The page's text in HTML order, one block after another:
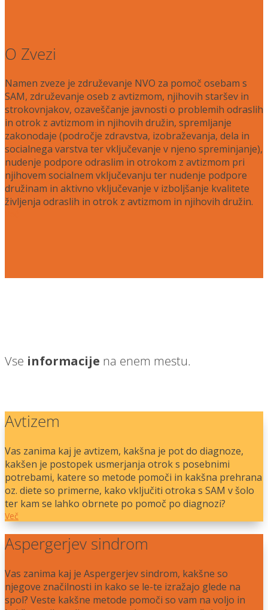
O Zvezi
Namen zveze je združevanje NVO za pomoč osebam s
SAM, združevanje oseb z avtizmom, njihovih staršev in
strokovnjakov, ozaveščanje javnosti o problemih odraslih
in otrok z avtizmom in njihovih družin, spremljanje
zakonodaje (področje zdravstva, izobraževanja, dela in
socialnega varstva ter vključevanje v njeno spreminjanje),
nudenje podpore odraslim in otrokom z avtizmom pri
njihovem socialnem vključevanju ter nudenje podpore
družinam in aktivno vključevanje v izboljšanje kvalitete
življenja odraslih in otrok z avtizmom in njihovih družin.
Vse informacije na enem mestu.
Avtizem
Vas zanima kaj je avtizem, kakšna je pot do diagnoze,
kakšen je postopek usmerjanja otrok s posebnimi
potrebami, katere so metode pomoči in kakšna prehrana
oz. diete so primerne, kako vključiti otroka s SAM v šolo
ter kam se lahko obrnete po pomoč po diagnozi?
Več
Aspergerjev sindrom
Vas zanima kaj je Aspergerjev sindrom, kakšne so
njegove značilnosti in kako se le-te izražajo glede na
spol? Veste kakšne metode pomoči so vam na voljo in